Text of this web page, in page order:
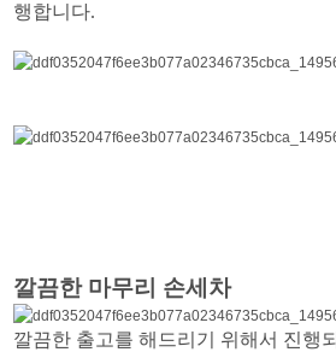
행합니다.
깔끔한 마무리 손세차
깔끔한 출고를 해드리기 위해서 진행